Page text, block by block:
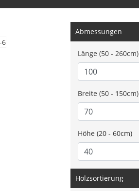
Abmessungen
Länge (50 - 260cm)
Breite (50 - 150cm)
Höhe (20 - 60cm)
Holzsortierung